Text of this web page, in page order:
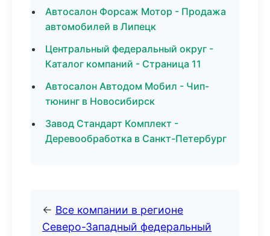
Автосалон Форсаж Мотор - Продажа
автомобилей в Липецк
Центральный федеральный округ -
Каталог компаний - Страница 11
Автосалон Автодом Мобил - Чип-
тюнинг в Новосибирск
Завод Стандарт Комплект -
Деревообработка в Санкт-Петербург
← Все компании в регионе
Северо-Западный федеральный